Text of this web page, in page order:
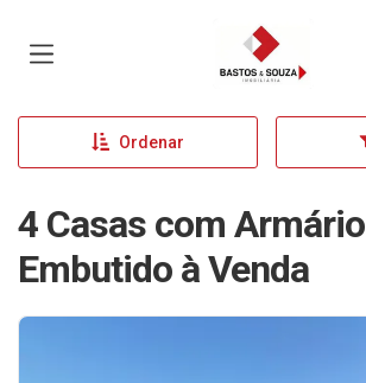
Página inicial
Ordenar
4 Casas com Armário
Embutido à Venda